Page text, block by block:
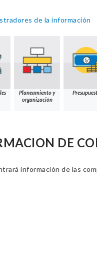
de la información
Planeamiento y
organización
DE
información de las